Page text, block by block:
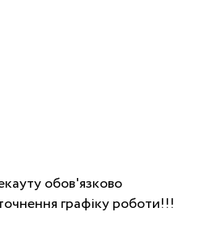
обов'язково
графіку роботи!!!